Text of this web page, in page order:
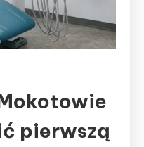
pierwszą